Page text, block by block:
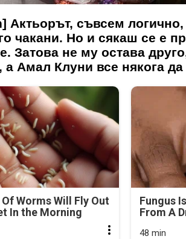
съвсем логично,
чакани. Но и сякаш се е
Затова не му остава
а Амал Клуни все някога
Worms Will Fly Out
In the Morning
Fungus
From A
48 min